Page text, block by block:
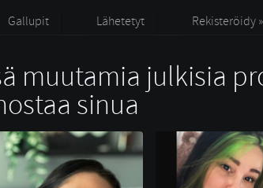
Gallupit Lähetetyt Rekisteröidy »
muutamia julkisia
sinua